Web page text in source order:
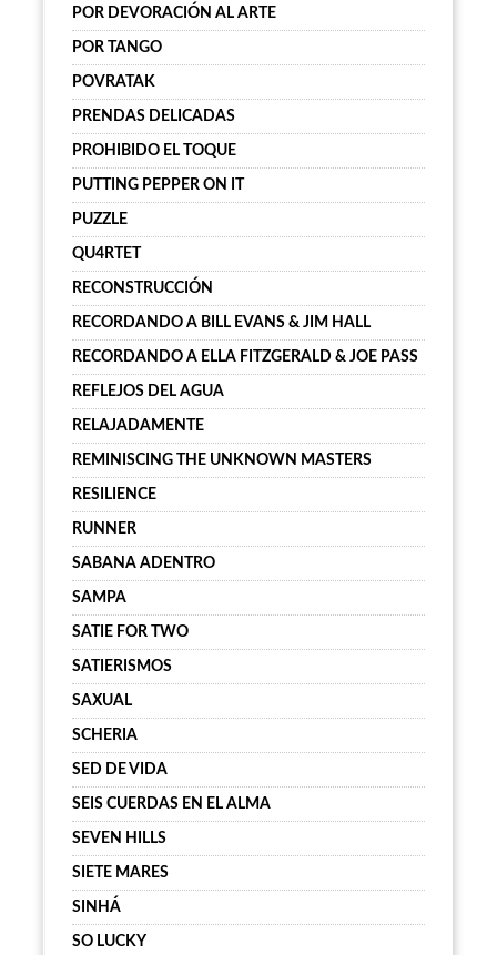
POR DEVORACIÓN AL ARTE
POR TANGO
POVRATAK
PRENDAS DELICADAS
PROHIBIDO EL TOQUE
PUTTING PEPPER ON IT
PUZZLE
QU4RTET
RECONSTRUCCIÓN
RECORDANDO A BILL EVANS & JIM HALL
RECORDANDO A ELLA FITZGERALD & JOE PASS
REFLEJOS DEL AGUA
RELAJADAMENTE
REMINISCING THE UNKNOWN MASTERS
RESILIENCE
RUNNER
SABANA ADENTRO
SAMPA
SATIE FOR TWO
SATIERISMOS
SAXUAL
SCHERIA
SED DE VIDA
SEIS CUERDAS EN EL ALMA
SEVEN HILLS
SIETE MARES
SINHÁ
SO LUCKY